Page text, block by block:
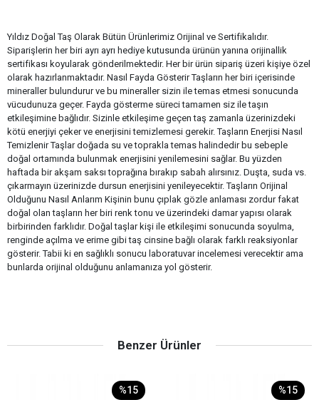
Yıldız Doğal Taş Olarak Bütün Ürünlerimiz Orijinal ve Sertifikalıdır.
Siparişlerin her biri ayrı ayrı hediye kutusunda ürünün yanına orijinallik
sertifikası koyularak gönderilmektedir. Her bir ürün sipariş üzeri kişiye özel
olarak hazırlanmaktadır. Nasıl Fayda Gösterir Taşların her biri içerisinde
mineraller bulundurur ve bu mineraller sizin ile temas etmesi sonucunda
vücudunuza geçer. Fayda gösterme süreci tamamen siz ile taşın
etkileşimine bağlıdır. Sizinle etkileşime geçen taş zamanla üzerinizdeki
kötü enerjiyi çeker ve enerjisini temizlemesi gerekir. Taşların Enerjisi Nasıl
Temizlenir Taşlar doğada su ve toprakla temas halindedir bu sebeple
doğal ortamında bulunmak enerjisini yenilemesini sağlar. Bu yüzden
haftada bir akşam saksı toprağına bırakıp sabah alırsınız. Duşta, suda vs.
çıkarmayın üzerinizde dursun enerjisini yenileyecektir. Taşların Orijinal
Olduğunu Nasıl Anlarım Kişinin bunu çıplak gözle anlaması zordur fakat
doğal olan taşların her biri renk tonu ve üzerindeki damar yapısı olarak
birbirinden farklıdır. Doğal taşlar kişi ile etkileşimi sonucunda soyulma,
renginde açılma ve erime gibi taş cinsine bağlı olarak farklı reaksiyonlar
gösterir. Tabii ki en sağlıklı sonucu laboratuvar incelemesi verecektir ama
bunlarda orijinal olduğunu anlamanıza yol gösterir.
Benzer Ürünler
%15 %15